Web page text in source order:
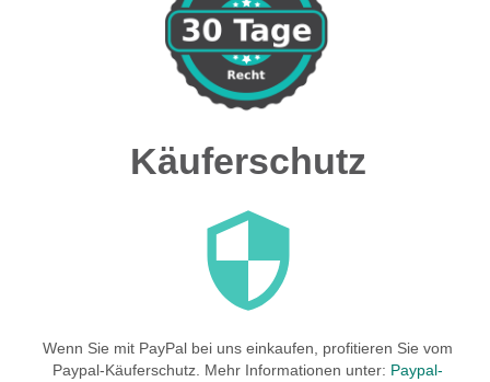
Käuferschutz
Wenn Sie mit PayPal bei uns einkaufen, profitieren Sie vom
Paypal-Käuferschutz. Mehr Informationen unter: Paypal-